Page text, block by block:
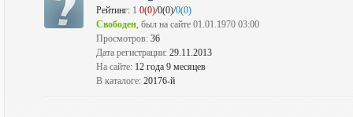
Рейтинг: 1 0(0)/0(0)/0(0)
Свободен, был на сайте 01.01.1970 03:00
Просмотров: 36
Дата регистрации: 29.11.2013
На сайте: 12 года 9 месяцев
В каталоге: 20176-й